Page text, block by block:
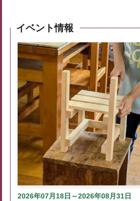
イベント情報
2026年07月18日～2026年08月31日